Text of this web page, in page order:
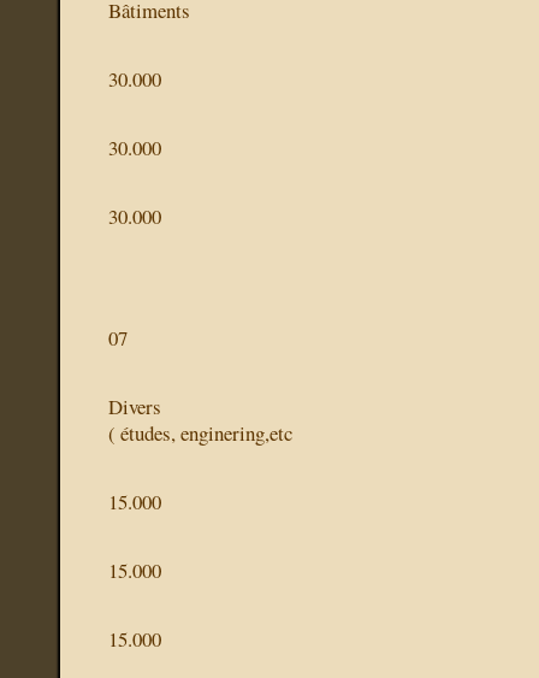
Bâtiments
30.000
30.000
30.000
07
Divers
( études, enginering,etc
15.000
15.000
15.000